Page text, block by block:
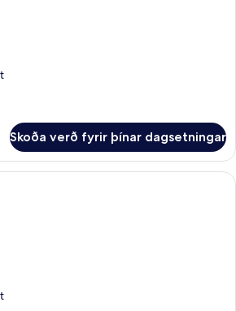
Skoða verð fyrir þínar dagsetningar
Míníbar, öryggishólf í herbergi,